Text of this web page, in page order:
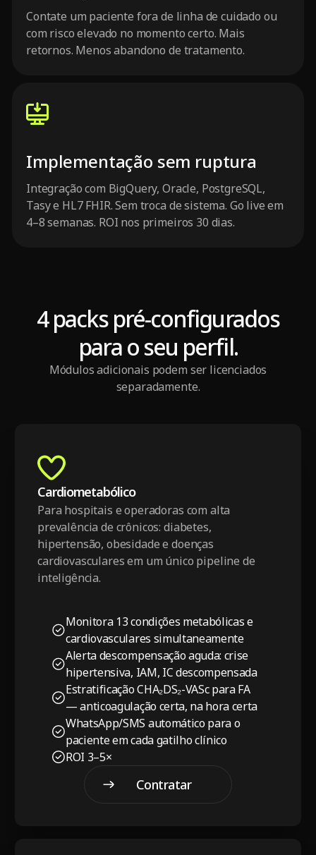
Contate um paciente fora de linha de cuidado ou
com risco elevado no momento certo. Mais
retornos. Menos abandono de tratamento.
Implementação sem ruptura
Integração com BigQuery, Oracle, PostgreSQL,
Tasy e HL7 FHIR. Sem troca de sistema. Go live em
4–8 semanas. ROI nos primeiros 30 dias.
4 packs pré-configurados
para o seu perfil.
Módulos adicionais podem ser licenciados
separadamente.
Cardiometabólico
Para hospitais e operadoras com alta
prevalência de crônicos: diabetes,
hipertensão, obesidade e doenças
cardiovasculares em um único pipeline de
inteligência.
Monitora 13 condições metabólicas e
cardiovasculares simultaneamente
Alerta descompensação aguda: crise
hipertensiva, IAM, IC descompensada
Estratificação CHA₂DS₂-VASc para FA
— anticoagulação certa, na hora certa
WhatsApp/SMS automático para o
paciente em cada gatilho clínico
ROI 3–5×
Contratar
pacote